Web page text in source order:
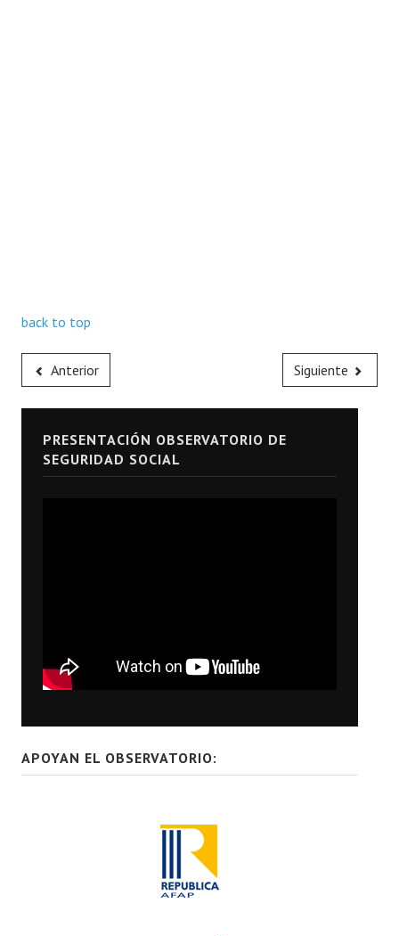
back to top
Anterior Siguiente
PRESENTACIÓN OBSERVATORIO DE
SEGURIDAD SOCIAL
APOYAN EL OBSERVATORIO: